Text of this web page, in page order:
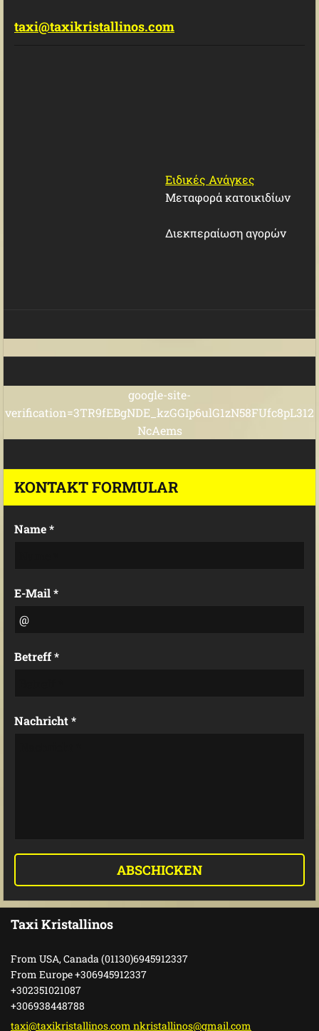
taxi@taxikristallinos.com
Ειδικές Ανάγκες
Μεταφορά κατοικιδίων
Διεκπεραίωση αγορών
google-site-
verification=3TR9fEBgNDE_kzGGIp6ulG1zN58FUfc8pL312
NcAems
KONTAKT FORMULAR
Name *
E-Mail *
Betreff *
Nachricht *
Taxi Kristallinos
From USA, Canada (01130)6945912337
From Europe +306945912337
+302351021087
+306938448788
taxi@taxikristallinos.com nkristallinos@gmail.com